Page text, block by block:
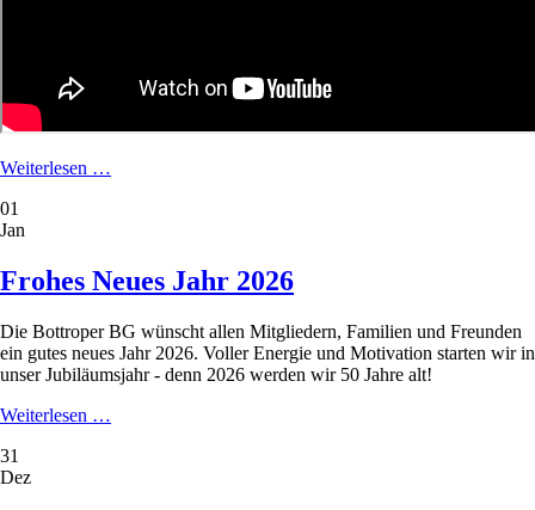
Weiterlesen …
in
Bottrop
jetzt
anfangen!
01
Jan
Frohes Neues Jahr 2026
Die Bottroper BG wünscht allen Mitgliedern, Familien und Freunden
ein gutes neues Jahr 2026. Voller Energie und Motivation starten wir in
unser Jubiläumsjahr - denn 2026 werden wir 50 Jahre alt!
Weiterlesen …
31
Dez